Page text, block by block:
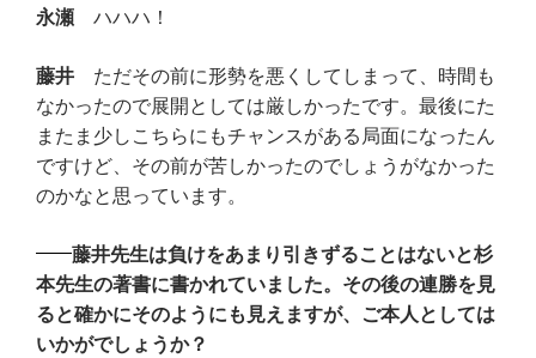
永瀬 ハハハ！
藤井 ただその前に形勢を悪くしてしまって、時間も
なかったので展開としては厳しかったです。最後にた
またま少しこちらにもチャンスがある局面になったん
ですけど、その前が苦しかったのでしょうがなかった
のかなと思っています。
藤井先生は負けをあまり引きずることはないと杉
本先生の著書に書かれていました。その後の連勝を見
ると確かにそのようにも見えますが、ご本人としては
いかがでしょうか？